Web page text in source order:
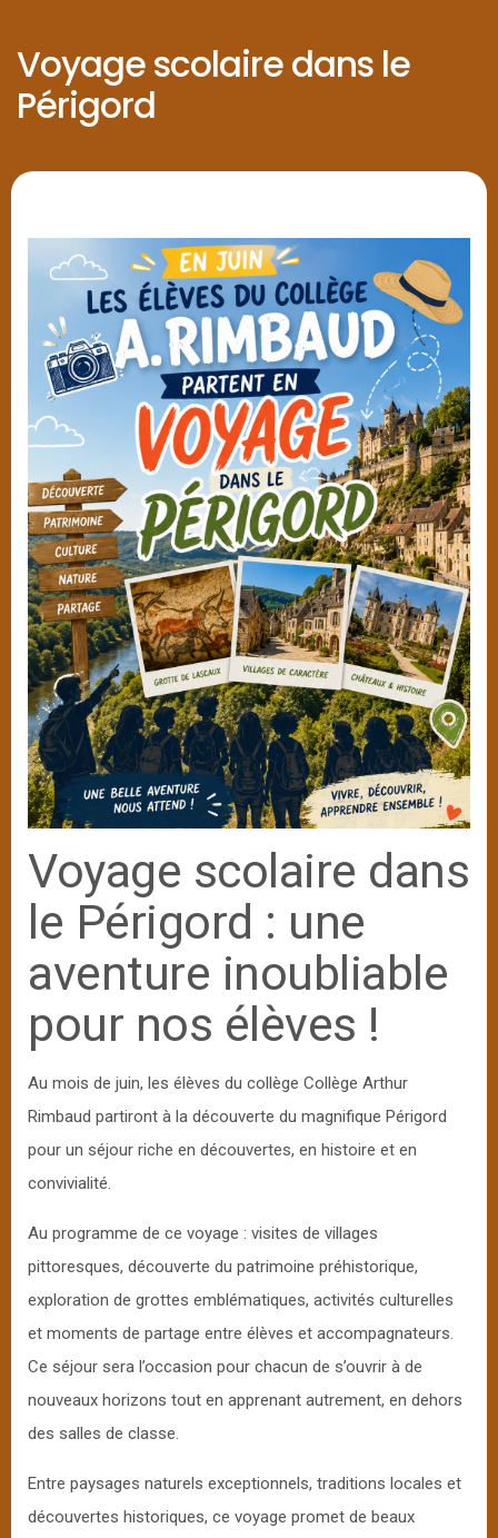
Voyage scolaire dans le
Périgord
Voyage scolaire dans
le Périgord : une
aventure inoubliable
pour nos élèves !
Au mois de juin, les élèves du collège Collège Arthur
Rimbaud partiront à la découverte du magnifique Périgord
pour un séjour riche en découvertes, en histoire et en
convivialité.
Au programme de ce voyage : visites de villages
pittoresques, découverte du patrimoine préhistorique,
exploration de grottes emblématiques, activités culturelles
et moments de partage entre élèves et accompagnateurs.
Ce séjour sera l’occasion pour chacun de s’ouvrir à de
nouveaux horizons tout en apprenant autrement, en dehors
des salles de classe.
Entre paysages naturels exceptionnels, traditions locales et
découvertes historiques, ce voyage promet de beaux